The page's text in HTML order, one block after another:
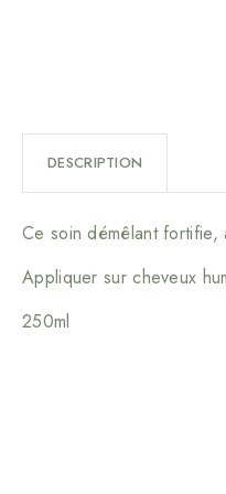
DESCRIPTION
Ce soin démêlant
Appliquer sur cheveux
250ml